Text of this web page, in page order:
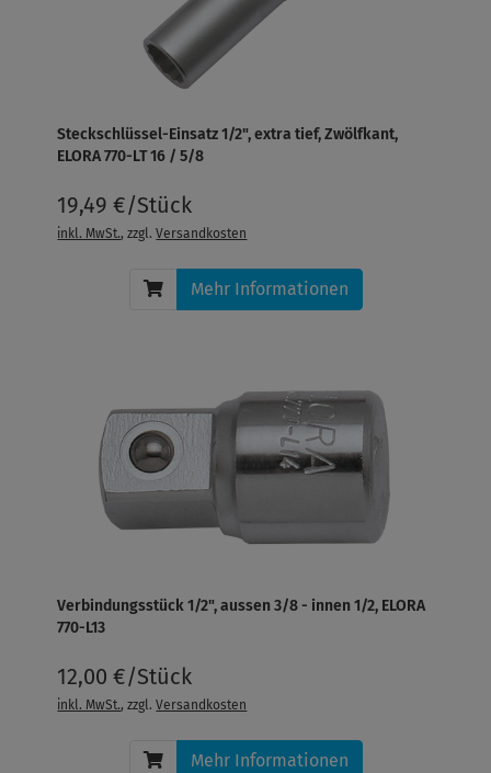
Steckschlüssel-Einsatz 1/2", extra tief, Zwölfkant,
ELORA 770-LT 16 / 5/8
19,49 €/Stück
inkl. MwSt., zzgl.Versandkosten
Mehr Informationen
Verbindungsstück 1/2", aussen 3/8 - innen 1/2, ELORA
770-L13
12,00 €/Stück
inkl. MwSt., zzgl.Versandkosten
Mehr Informationen